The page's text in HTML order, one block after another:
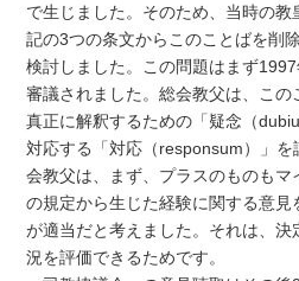
で生じました。そのため、当時の教
記の3つの条文からこのことばを削
検討しました。この問題はまず
審議されました。総会教父は、この
真正に解釈するための「疑念（
対応する「対応（responsum）」
会教父は、まず、プラスのものもマ
の規定から生じた経験に関する意
が適当だと考えました。それは、決
況を評価できるためです。